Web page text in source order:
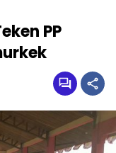
PP